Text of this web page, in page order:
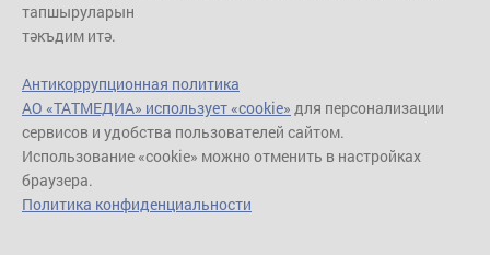
тапшыруларын
тәкъдим итә.
Антикоррупционная политика
АО «ТАТМЕДИА» использует «cookie» для персонализации
сервисов и удобства пользователей сайтом.
Использование «cookie» можно отменить в настройках
браузера.
Политика конфиденциальности